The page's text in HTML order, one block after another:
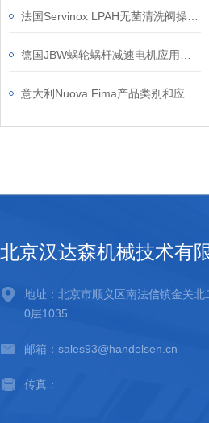
北京汉达森机械技术有
地址：北京市顺义区南法信镇金关北
0层1035
邮箱：sales93@handelsen.cn
传真：